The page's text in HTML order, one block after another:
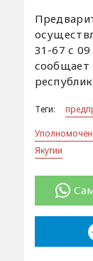
31-67 с
сообщает
Теги:
Якутии